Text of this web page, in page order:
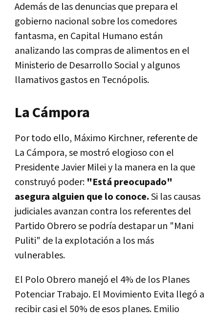
Además de las denuncias que prepara el
gobierno nacional sobre los comedores
fantasma, en Capital Humano están
analizando las compras de alimentos en el
Ministerio de Desarrollo Social y algunos
llamativos gastos en Tecnópolis.
La Cámpora
Por todo ello, Máximo Kirchner, referente de
La Cámpora, se mostró elogioso con el
Presidente Javier Milei y la manera en la que
construyó poder: "Está preocupado"
asegura alguien que lo conoce.Si las causas
judiciales avanzan contra los referentes del
Partido Obrero se podría destapar un "Mani
Puliti" de la explotación a los más
vulnerables.
El Polo Obrero manejó el 4% de los Planes
Potenciar Trabajo. El Movimiento Evita llegó a
recibir casi el 50% de esos planes. Emilio